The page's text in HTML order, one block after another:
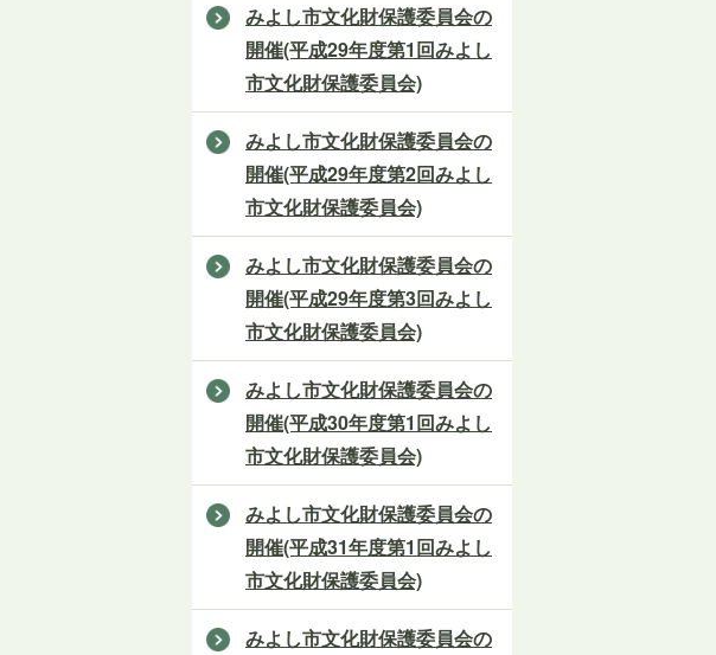
みよし市文化財保護委員会の
開催(平成29年度第1回みよし
市文化財保護委員会)
みよし市文化財保護委員会の
開催(平成29年度第2回みよし
市文化財保護委員会)
みよし市文化財保護委員会の
開催(平成29年度第3回みよし
市文化財保護委員会)
みよし市文化財保護委員会の
開催(平成30年度第1回みよし
市文化財保護委員会)
みよし市文化財保護委員会の
開催(平成31年度第1回みよし
市文化財保護委員会)
みよし市文化財保護委員会の